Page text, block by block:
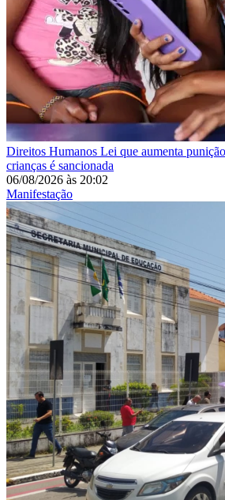
Direitos Humanos Lei que aumenta
crianças é sancionada
06/08/2026 às 20:02
Manifestação